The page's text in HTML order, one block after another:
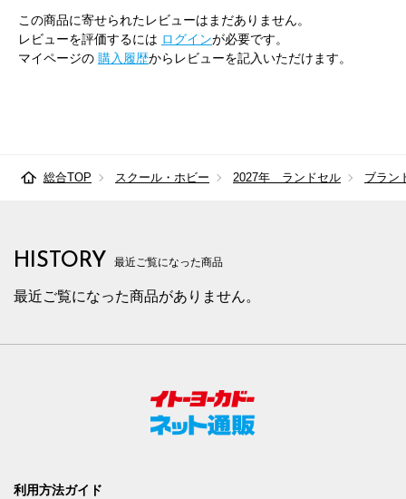
この商品に寄せられたレビューはまだありません。
レビューを評価するには ログインが必要です。
マイページの 購入履歴からレビューを記入いただけます。
総合TOP スクール・ホビー 2027年 ランドセル ブラン
HISTORY 最近ご覧になった商品
最近ご覧になった商品がありません。
利用方法ガイド